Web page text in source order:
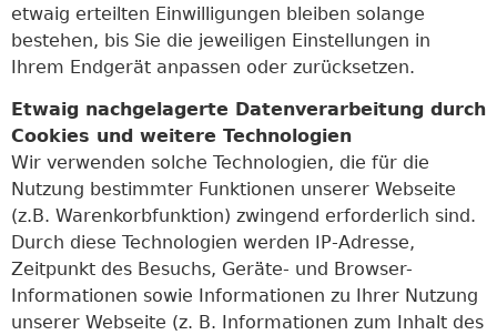
etwaig erteilten Einwilligungen bleiben solange
bestehen, bis Sie die jeweiligen Einstellungen in
Ihrem Endgerät anpassen oder zurücksetzen.
Etwaig nachgelagerte Datenverarbeitung durch
Cookies und weitere Technologien
Wir verwenden solche Technologien, die für die
Nutzung bestimmter Funktionen unserer Webseite
(z.B. Warenkorbfunktion) zwingend erforderlich sind.
Durch diese Technologien werden IP-Adresse,
Zeitpunkt des Besuchs, Geräte- und Browser-
Informationen sowie Informationen zu Ihrer Nutzung
unserer Webseite (z. B. Informationen zum Inhalt des